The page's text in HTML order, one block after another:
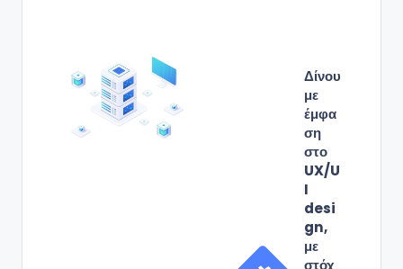
Δίνου
με
έμφα
ση
στο
UX/U
I
desi
gn,
με
στόχ